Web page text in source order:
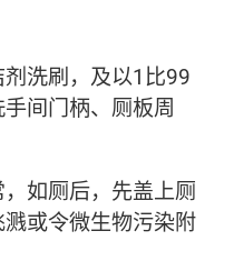
洗刷，及以1比99
间门柄、厕板周
如厕后，先盖上厕
或令微生物污染附